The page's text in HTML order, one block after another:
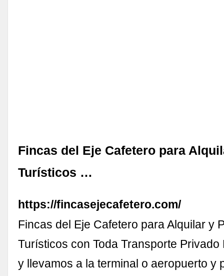
Fincas del Eje Cafetero para
Turísticos …
https://fincasejecafetero.com/
Fincas del Eje Cafetero para Alquilar y
Turísticos con Toda Transporte
y llevamos a la terminal o aeropuerto y